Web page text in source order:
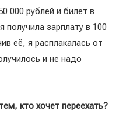
000 рублей и билет в
получила зарплату в 100
её, я расплакалась от
и не надо
кто хочет переехать?